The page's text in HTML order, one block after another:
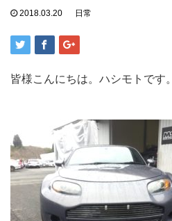
2018.03.20 日常
皆様こんにちは。ハシモトです。